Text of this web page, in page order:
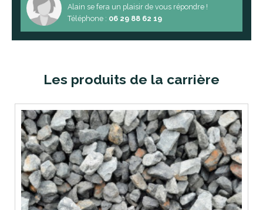
Alain se fera un plaisir de vous répondre !
Téléphone : 06 29 88 62 19
Les produits de la carrière